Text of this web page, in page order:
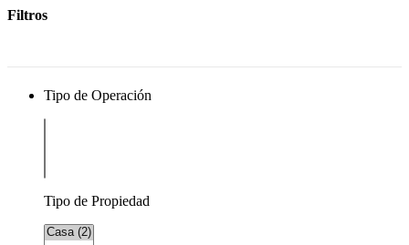
Filtros
Tipo de Operación
Tipo de Propiedad